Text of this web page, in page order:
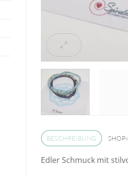
BESCHREIBUNG
Edler Schmuck mit